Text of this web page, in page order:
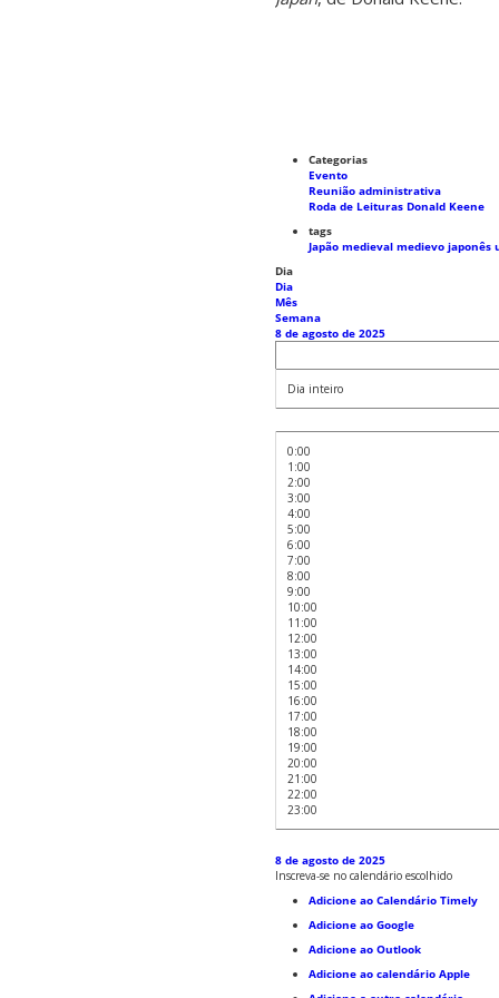
Categorias
Evento
Reunião administrativa
Roda de Leituras Donald Keene
tags
Japão medieval medievo japonês
Dia
Dia
Mês
Semana
8 de agosto de 2025
Dia inteiro
0:00
1:00
2:00
3:00
4:00
5:00
6:00
7:00
8:00
9:00
10:00
11:00
12:00
13:00
14:00
15:00
16:00
17:00
18:00
19:00
20:00
21:00
22:00
23:00
8 de agosto de 2025
Inscreva-se no calendário escolhido
Adicione ao Calendário Timely
Adicione ao Google
Adicione ao Outlook
Adicione ao calendário Apple